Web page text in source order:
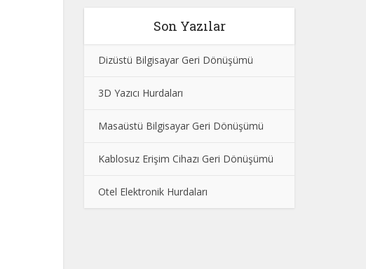
Son Yazılar
Dizüstü Bilgisayar Geri Dönüşümü
3D Yazıcı Hurdaları
Masaüstü Bilgisayar Geri Dönüşümü
Kablosuz Erişim Cihazı Geri Dönüşümü
Otel Elektronik Hurdaları